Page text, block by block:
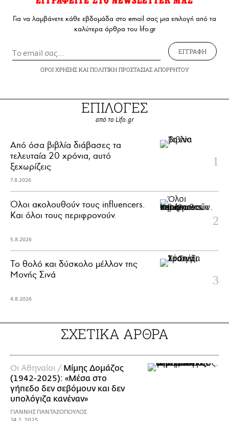
Για να λαμβάνετε κάθε εβδομάδα στο email σας μια επιλογή από τα
καλύτερα άρθρα του lifo.gr
ΕΓΓΡΑΦΗ
ΟΡΟΙ ΧΡΗΣΗΣΚΑΙ ΠΟΛΙΤΙΚΗ ΠΡΟΣΤΑΣΙΑΣ ΑΠΟΡΡΗΤΟΥ
ΕΠΙΛΟΓΕΣ
από το Lifo.gr
Από όσα βιβλία διάβασες τα
τελευταία 20 χρόνια, αυτό
ξεχωρίζεις
7.8.2026
Όλοι ακολουθούν τους influencers.
Και όλοι τους περιφρονούν.
5.8.2026
Το θολό και δύσκολο μέλλον της
Μονής Σινά
4.8.2026
ΣΧΕΤΙΚΑ ΑΡΘΡΑ
Οι Αθηναίοι / Μίμης Δομάζος
(1942-2025): «Μέσα στο
γήπεδο δεν σεβόμουν και δεν
υπολόγιζα κανέναν»
ΓΙΑΝΝΗΣ ΠΑΝΤΑΖΟΠΟΥΛΟΣ